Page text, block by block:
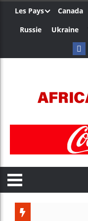
Les Pays Canada
Russie
Ukraine